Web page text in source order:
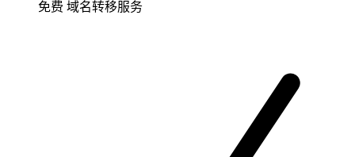
免费 域名转移服务